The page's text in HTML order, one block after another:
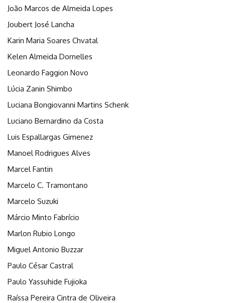
João Marcos de Almeida Lopes
Joubert José Lancha
Karin Maria Soares Chvatal
Kelen Almeida Dornelles
Leonardo Faggion Novo
Lúcia Zanin Shimbo
Luciana Bongiovanni Martins Schenk
Luciano Bernardino da Costa
Luis Espallargas Gimenez
Manoel Rodrigues Alves
Marcel Fantin
Marcelo C. Tramontano
Marcelo Suzuki
Márcio Minto Fabrício
Marlon Rubio Longo
Miguel Antonio Buzzar
Paulo César Castral
Paulo Yassuhide Fujioka
Raíssa Pereira Cintra de Oliveira